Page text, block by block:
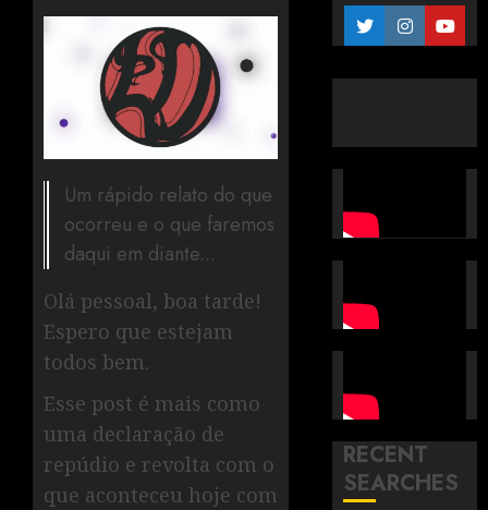
Um rápido relato do que
ocorreu e o que faremos
daqui em diante...
Olá pessoal, boa tarde!
Espero que estejam
todos bem.
Esse post é mais como
uma declaração de
repúdio e revolta com o
que aconteceu hoje com
RECENT
SEARCHES